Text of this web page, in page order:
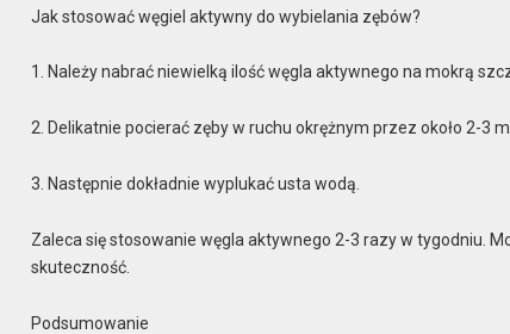
Jak stosować węgiel aktywny do wybielania zębów?
1. Należy nabrać niewielką ilość węgla aktywnego na mokrą
2. Delikatnie pocierać zęby w ruchu okrężnym przez około 2-3
3. Następnie dokładnie wyplukać usta wodą.
Zaleca się stosowanie węgla aktywnego 2-3 razy w tygodniu.
skuteczność.
Podsumowanie